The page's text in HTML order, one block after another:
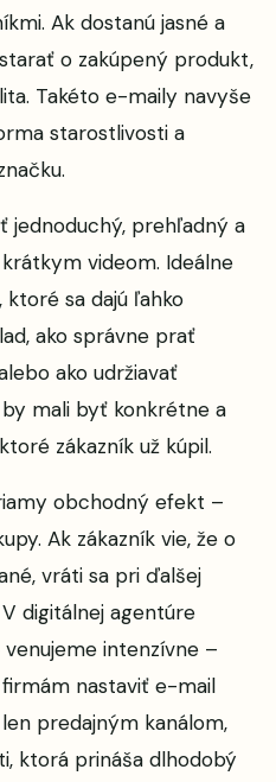
Ak dostanú jasné a
o zakúpený produkt,
Takéto e-maily navyše
starostlivosti a
jednoduchý, prehľadný a
videom. Ideálne
sa dajú ľahko
ako správne prať
ako udržiavať
mali byť konkrétne a
zákazník už kúpil.
obchodný efekt –
Ak zákazník vie, že o
vráti sa pri ďalšej
digitálnej agentúre
intenzívne –
nastaviť e-mail
predajným kanálom,
ktorá prináša dlhodobý